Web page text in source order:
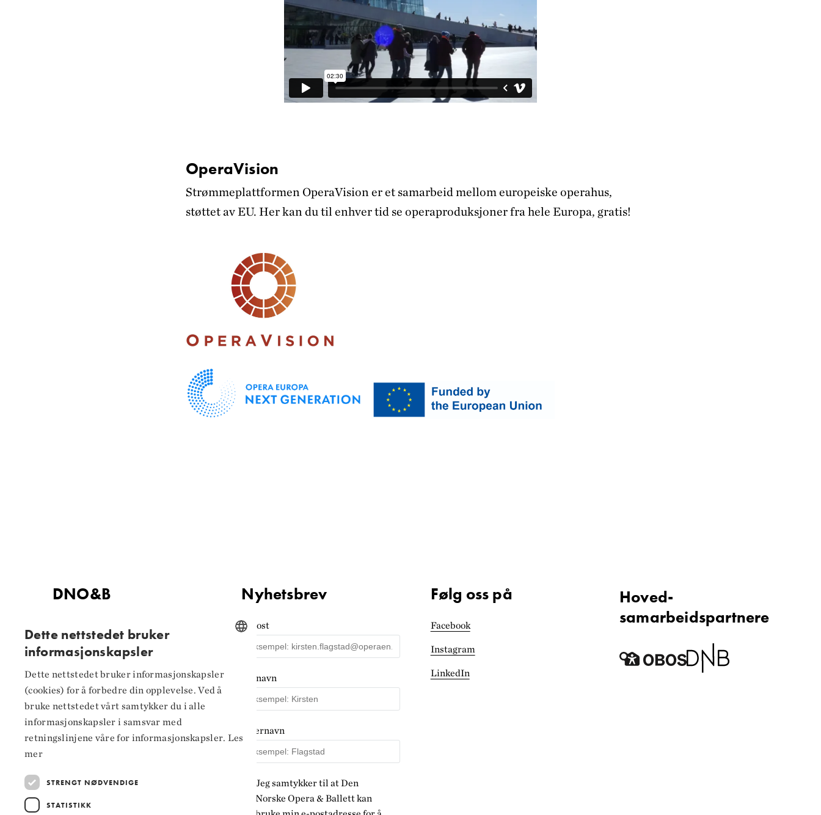
OperaVision
Strømmeplattformen OperaVision er et samarbeid mellom europeiske operahus,
støttet av EU. Her kan du til enhver tid se operaproduksjoner fra hele Europa, gratis!
DNO&B
Tilgjengelighets­erklæring
Personvern og
informasjonskapsler
Innstillinger for
informasjonskapsler
Nyhetsbrev
E-post
Fornavn
Etternavn
Jeg samtykker til at Den
Norske Opera & Ballett kan
Følg oss på
Facebook
Instagram
LinkedIn
Hoved­
samarbeidspartnere
ENGLISH
Dette nettstedet bruker
informasjonskapsler
Dette nettstedet bruker informasjonskapsler
(cookies) for å forbedre din opplevelse. Ved å
bruke nettstedet vårt samtykker du i alle
informasjonskapsler i samsvar med
retningslinjene våre for informasjonskapsler. Les
mer
STRENGT NØDVENDIGE
STATISTIKK